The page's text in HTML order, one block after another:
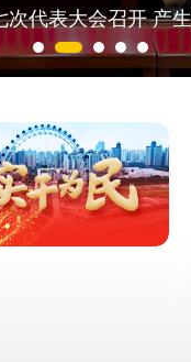
次代表大会召开 产